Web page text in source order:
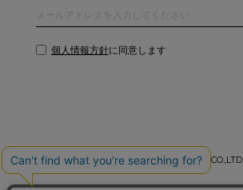
個人情報方針に同意します
©2026 CLANE DESIGN CO.,LTD